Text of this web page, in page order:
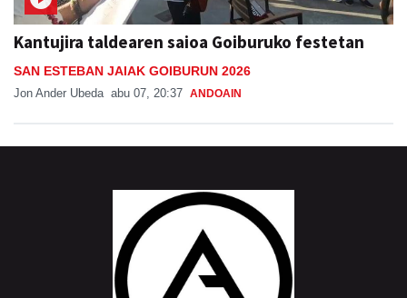
Kantujira taldearen saioa Goiburuko festetan
SAN ESTEBAN JAIAK GOIBURUN 2026
Jon Ander Ubeda abu 07, 20:37 ANDOAIN